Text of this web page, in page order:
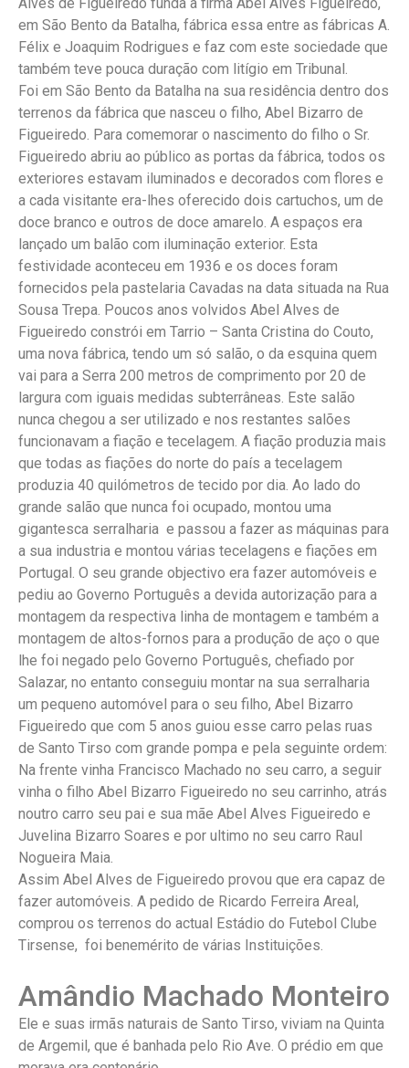
em São Bento da Batalha, fábrica essa entre as fábricas A.
Félix e Joaquim Rodrigues e faz com este sociedade que
também teve pouca duração com litígio em Tribunal.
Foi em São Bento da Batalha na sua residência dentro dos
terrenos da fábrica que nasceu o filho, Abel Bizarro de
Figueiredo. Para comemorar o nascimento do filho o Sr.
Figueiredo abriu ao público as portas da fábrica, todos os
exteriores estavam iluminados e decorados com flores e
a cada visitante era-lhes oferecido dois cartuchos, um de
doce branco e outros de doce amarelo. A espaços era
lançado um balão com iluminação exterior. Esta
festividade aconteceu em 1936 e os doces foram
fornecidos pela pastelaria Cavadas na data situada na Rua
Sousa Trepa. Poucos anos volvidos Abel Alves de
Figueiredo constrói em Tarrio – Santa Cristina do Couto,
uma nova fábrica, tendo um só salão, o da esquina quem
vai para a Serra 200 metros de comprimento por 20 de
largura com iguais medidas subterrâneas. Este salão
nunca chegou a ser utilizado e nos restantes salões
funcionavam a fiação e tecelagem. A fiação produzia mais
que todas as fiações do norte do país a tecelagem
produzia 40 quilómetros de tecido por dia. Ao lado do
grande salão que nunca foi ocupado, montou uma
gigantesca serralharia e passou a fazer as máquinas para
a sua industria e montou várias tecelagens e fiações em
Portugal. O seu grande objectivo era fazer automóveis e
pediu ao Governo Português a devida autorização para a
montagem da respectiva linha de montagem e também a
montagem de altos-fornos para a produção de aço o que
lhe foi negado pelo Governo Português, chefiado por
Salazar, no entanto conseguiu montar na sua serralharia
um pequeno automóvel para o seu filho, Abel Bizarro
Figueiredo que com 5 anos guiou esse carro pelas ruas
de Santo Tirso com grande pompa e pela seguinte ordem:
Na frente vinha Francisco Machado no seu carro, a seguir
vinha o filho Abel Bizarro Figueiredo no seu carrinho, atrás
noutro carro seu pai e sua mãe Abel Alves Figueiredo e
Juvelina Bizarro Soares e por ultimo no seu carro Raul
Nogueira Maia.
Assim Abel Alves de Figueiredo provou que era capaz de
fazer automóveis. A pedido de Ricardo Ferreira Areal,
comprou os terrenos do actual Estádio do Futebol Clube
Tirsense, foi benemérito de várias Instituições.
Amândio Machado Monteiro
Ele e suas irmãs naturais de Santo Tirso, viviam na Quinta
de Argemil, que é banhada pelo Rio Ave. O prédio em que